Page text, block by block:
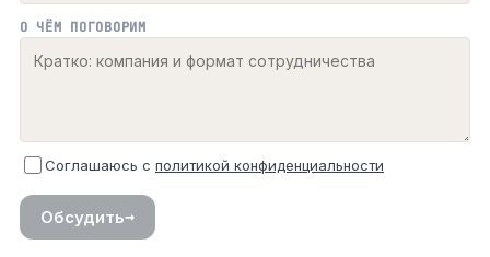
О ЧЁМ ПОГОВОРИМ
Соглашаюсь с политикой конфиденциальности
Обсудить→